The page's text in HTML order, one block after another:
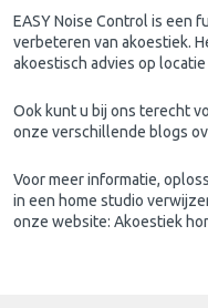
EASY Noise Control is een
verbeteren van akoestiek.
akoestisch advies op
Ook kunt u bij ons terecht
onze verschillende blogs
Voor meer informatie,
in een home studio
onze website: Akoestiek